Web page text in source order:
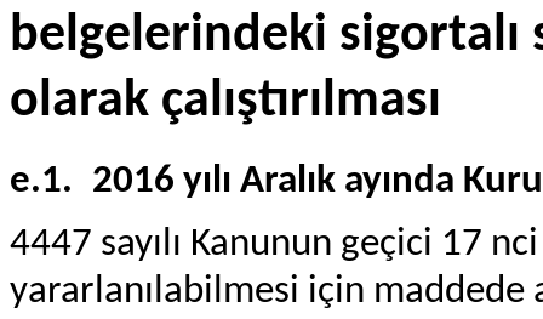
belgelerindeki sigortalı
olarak çalıştırılması
e.1. 2016 yılı Aralık ayında
4447 sayılı Kanunun geçici 17
yararlanılabilmesi için maddede